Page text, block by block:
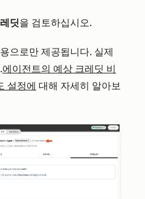
딧을 검토하십시오.
으로만 제공됩니다. 실제
에이전트의 예상 크레딧 비
설정에 대해 자세히 알아보